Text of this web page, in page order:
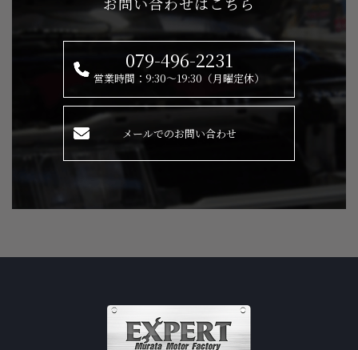
079-496-2231
営業時間：9:30～19:30（月曜定休）
メールでのお問い合わせ